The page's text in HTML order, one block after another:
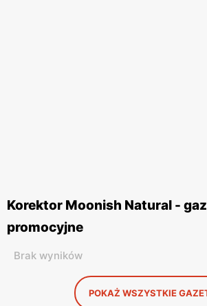
Korektor Moonish Natural -
promocyjne
Brak wyników
POKAŻ WSZYSTKIE